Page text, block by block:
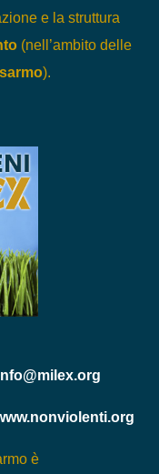
e la struttura
(nell’ambito delle
).
è